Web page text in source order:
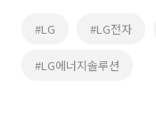
#LG #LG전자
#LG에너지솔루션